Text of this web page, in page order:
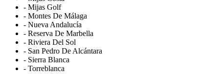
- Mijas Golf
- Montes De Málaga
- Nueva Andalucía
- Reserva De Marbella
- Riviera Del Sol
- San Pedro De Alcántara
- Sierra Blanca
- Torreblanca